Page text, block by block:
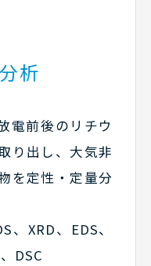
析
電前後のリチウ
り出し、大気非
を定性・定量分
、XRD、EDS、
DSC